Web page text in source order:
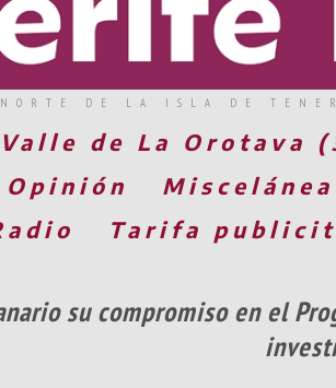
DE LA ISLA DE
Valle de La Orotava
Opinión
Miscelánea
Tarifa
su compromiso en el